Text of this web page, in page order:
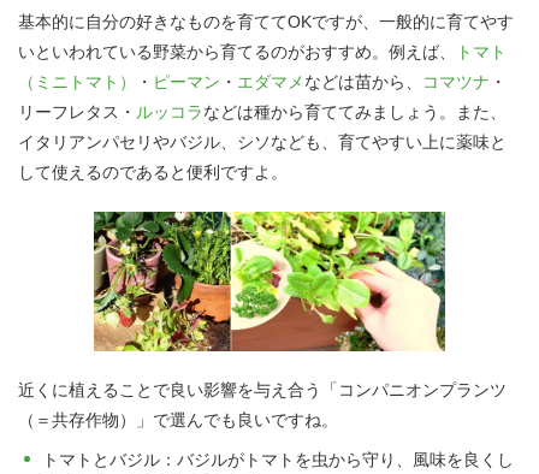
基本的に自分の好きなものを育ててOKですが、一般的に育てやす
いといわれている野菜から育てるのがおすすめ。例えば、
トマト
（ミニトマト）
・ ピーマン ・ エダマメなどは苗から、 コマツナ ・
リーフレタス・ ルッコラなどは種から育ててみましょう。また、
イタリアンパセリやバジル、シソなども、育てやすい上に薬味と
して使えるのであると便利ですよ。
近くに植えることで良い影響を与え合う「コンパニオンプランツ
（＝共存作物）」で選んでも良いですね。
トマトとバジル：バジルがトマトを虫から守り、風味を良くし